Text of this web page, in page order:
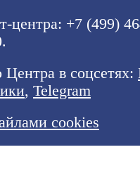
центра: +7 (499)
в соцсетях:
, Telegram
cookies